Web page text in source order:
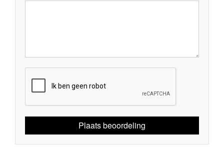
Plaats beoordeling